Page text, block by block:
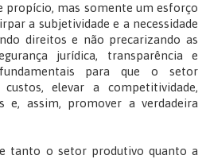
propício, mas somente um esforço
a subjetividade e a necessidade
direitos e não precarizando as
jurídica, transparência e
para que o setor
elevar a competitividade,
e, assim, promover a verdadeira
tanto o setor produtivo quanto a